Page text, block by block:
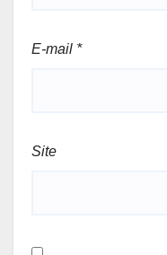
E-mail *
Site